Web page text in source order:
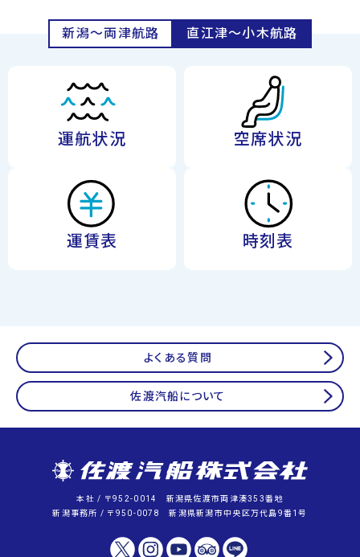
新潟〜両津航路 直江津〜小木航路
運航状況 空席状況
運賃表 時刻表
よくある質問
佐渡汽船について
本社 / 〒952-0014 新潟県佐渡市両津湊353番地
新潟事務所 / 〒950-0078 新潟県新潟市中央区万代島9番1号